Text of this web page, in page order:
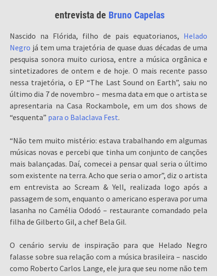
entrevista de Bruno Capelas
Nascido na Flórida, filho de pais equatorianos, Helado
Negro já tem uma trajetória de quase duas décadas de uma
pesquisa sonora muito curiosa, entre a música orgânica e
sintetizadores de ontem e de hoje. O mais recente passo
nessa trajetória, o EP “The Last Sound on Earth”, saiu no
último dia 7 de novembro – mesma data em que o artista se
apresentaria na Casa Rockambole, em um dos shows de
“esquenta” para o Balaclava Fest.
“Não tem muito mistério: estava trabalhando em algumas
músicas novas e percebi que tinha um conjunto de canções
mais balançadas. Daí, comecei a pensar qual seria o último
som existente na terra. Acho que seria o amor”, diz o artista
em entrevista ao Scream & Yell, realizada logo após a
passagem de som, enquanto o americano esperava por uma
lasanha no Camélia Ododó – restaurante comandado pela
filha de Gilberto Gil, a chef Bela Gil.
O cenário serviu de inspiração para que Helado Negro
falasse sobre sua relação com a música brasileira – nascido
como Roberto Carlos Lange, ele jura que seu nome não tem